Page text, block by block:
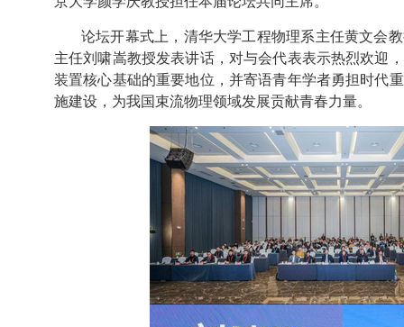
论坛开幕式上，清华大学工程物理系主任黄文会
主任刘啸嵩教授发表讲话，对与会代表表示热烈欢迎
装置核心基础的重要地位，并寄语青年学者勇担时代
施建设，为我国束流物理领域发展贡献青春力量。